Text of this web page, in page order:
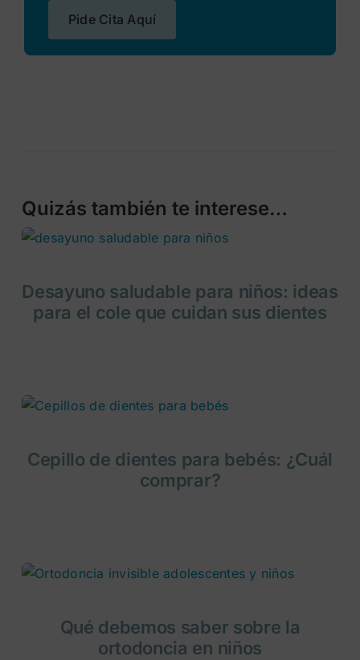
Pide Cita Aquí
Quizás también te interese…
Desayuno saludable para niños: ideas
para el cole que cuidan sus dientes
Cepillo de dientes para bebés: ¿Cuál
comprar?
Qué debemos saber sobre la
ortodoncia en niños